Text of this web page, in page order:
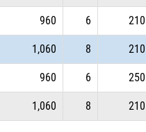
960 6 210
1,060 8 210
960 6 250
1,060 8 210